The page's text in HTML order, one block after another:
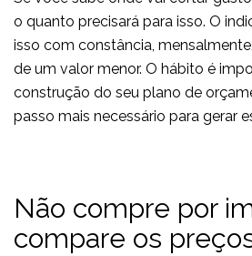
o quanto precisará para isso. O
isso com constância,
de um valor menor. O hábito é
construção do seu plano de
passo mais necessário para gerar
Não compre por
compare os